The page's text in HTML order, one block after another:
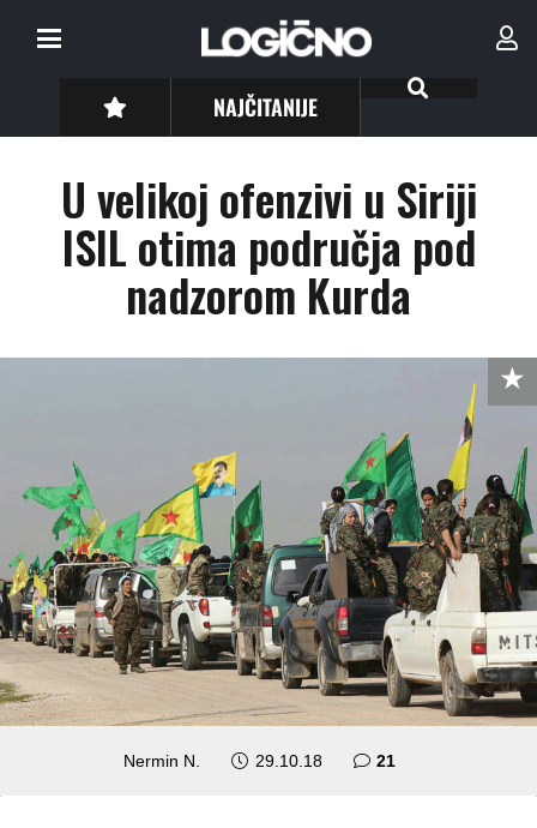
NAJČITANIJE
U velikoj ofenzivi u Siriji
ISIL otima područja pod
nadzorom Kurda
Nermin N. 29.10.18 21